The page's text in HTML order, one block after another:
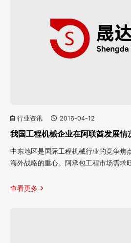
行业资讯 2016-04-12
我国工程机械企业在阿联酋发展情
中东地区是国际工程机械行业的竞争焦
海外战略的重心。阿承包工程市场需求
查看更多